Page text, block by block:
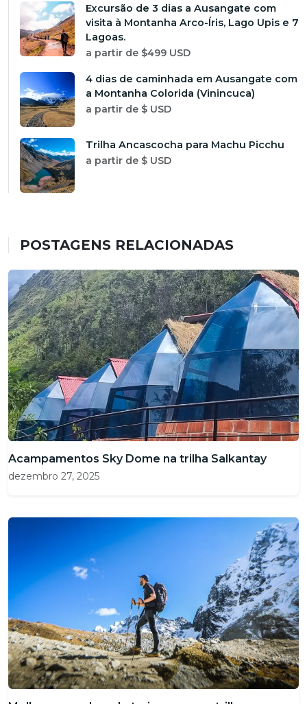
Excursão de 3 dias a Ausangate com
visita à Montanha Arco-Íris, Lago Upis e 7
Lagoas.
a partir de $499 USD
4 dias de caminhada em Ausangate com
a Montanha Colorida (Vinincuca)
a partir de $ USD
Trilha Ancascocha para Machu Picchu
a partir de $ USD
POSTAGENS RELACIONADAS
Acampamentos Sky Dome na trilha Salkantay
dezembro 27, 2025